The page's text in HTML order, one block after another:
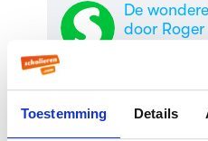
Toestemming Details
De
door Roger